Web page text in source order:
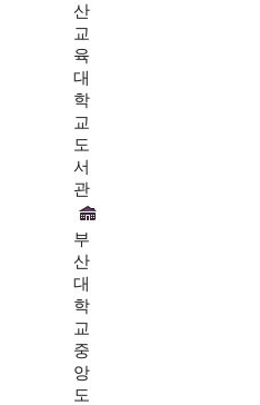
산
교
육
대
학
교
도
서
관
부
산
대
학
교
중
앙
도